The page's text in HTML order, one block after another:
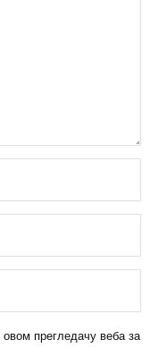
прегледачу веба за